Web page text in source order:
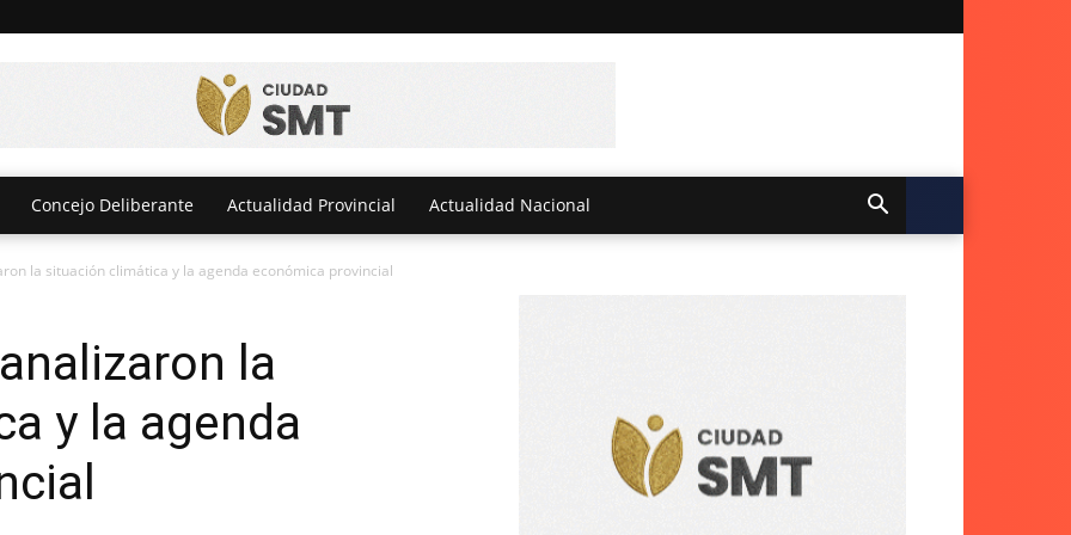
Concejo Deliberante Actualidad Provincial Actualidad Nacional
la situación climática y la agenda económica provincial
la
y la agenda